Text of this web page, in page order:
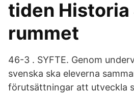
tiden Historia
rummet
46-3 . SYFTE. Genom
svenska ska eleverna
förutsättningar att utveckla